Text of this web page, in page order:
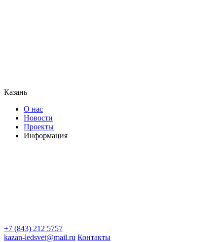
Казань
О нас
Новости
Проекты
Информация
+7 (843) 212 5757
kazan-ledsvet@mail.ru Контакты